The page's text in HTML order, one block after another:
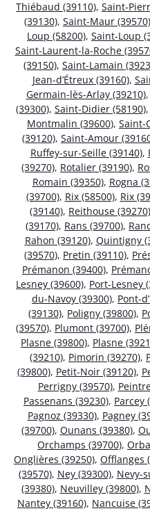
Thiébaud (39110), Saint-
(39130), Saint-Maur (39570)
Loup (58200), Saint-Loup
Saint-Laurent-la-Roche
(39150), Saint-Lamain
Jean-d’Étreux (39160),
Germain-lès-Arlay (39210),
(39300), Saint-Didier (58190),
Montmalin (39600), Saint-
(39120), Saint-Amour
Ruffey-sur-Seille (39140),
(39270), Rotalier (39190),
Romain (39350), Rogna
(39700), Rix (58500), Rix
(39140), Reithouse (39270)
(39170), Rans (39700),
Rahon (39120), Quintigny
(39570), Pretin (39110),
Prémanon (39400),
Lesney (39600), Port-Lesney
du-Navoy (39300), Pont-
(39130), Poligny (39800),
(39570), Plumont (39700),
Plasne (39800), Plasne
(39210), Pimorin (39270),
(39800), Petit-Noir (39120),
Perrigny (39570),
Passenans (39230), Parcey
Pagnoz (39330), Pagney
(39700), Ounans (39380),
Orchamps (39700),
Onglières (39250), Offlanges
(39570), Ney (39300), Nevy-
(39380), Neuvilley (39800),
Nantey (39160), Nancuise